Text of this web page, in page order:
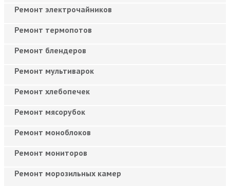
Ремонт электрочайников
Ремонт термопотов
Ремонт блендеров
Ремонт мультиварок
Ремонт хлебопечек
Ремонт мясорубок
Ремонт моноблоков
Ремонт мониторов
Ремонт морозильных камер